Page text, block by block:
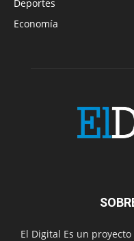
Deportes
Economía
El Digital Es un